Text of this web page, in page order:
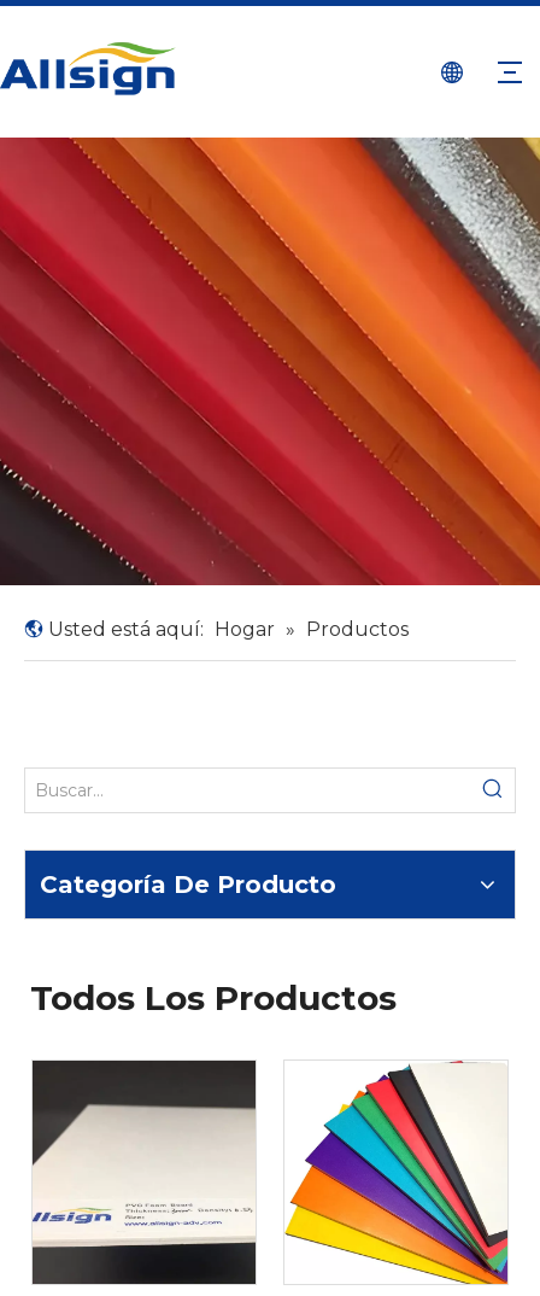
Usted está aquí: Hogar » Productos
Categoría De Producto
Todos Los Productos